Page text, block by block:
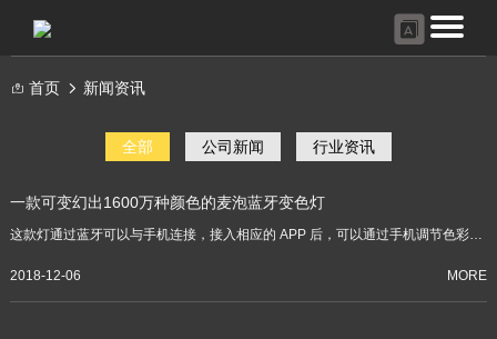
首页 新闻资讯
全部 公司新闻 行业资讯
一款可变幻出1600万种颜色的麦泡蓝牙变色灯
这款灯通过蓝牙可以与手机连接，接入相应的 APP 后，可以通过手机调节色彩、
2018-12-06
MORE